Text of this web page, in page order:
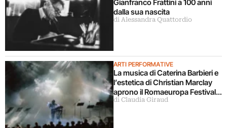
Gianfranco Frattini a 100 anni
dalla sua nascita
di Alessandra Quattordio
ARTI PERFORMATIVE
La musica di Caterina Barbieri e
l’estetica di Christian Marclay
aprono il Romaeuropa Festival
2026
di Claudia Giraud